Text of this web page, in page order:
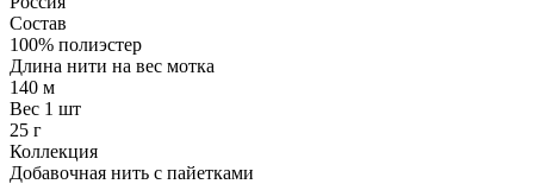
Состав
100% полиэстер
Длина нити на вес мотка
140 м
Вес 1 шт
25 г
Коллекция
Добавочная нить с пайетками